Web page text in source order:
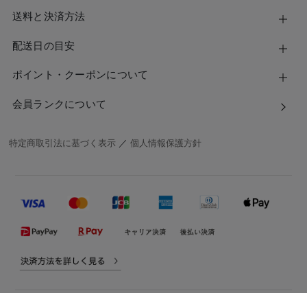
送料と決済方法
配送日の目安
ポイント・クーポンについて
会員ランクについて
特定商取引法に基づく表示 ／個人情報保護方針